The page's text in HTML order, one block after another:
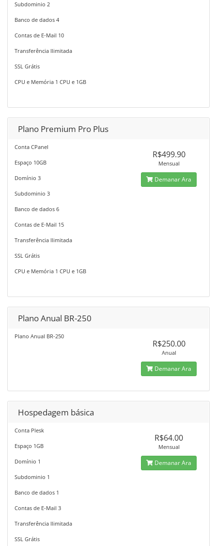
Subdominio 2
Banco de dados 4
Contas de E-Mail 10
Transferência Ilimitada
SSL Grátis
CPU e Memória 1 CPU e 1GB
Plano Premium Pro Plus
Conta CPanel
Espaço 10GB
Domínio 3
Subdominio 3
Banco de dados 6
Contas de E-Mail 15
Transferência Ilimitada
SSL Grátis
CPU e Memória 1 CPU e 1GB
R$499.90
Mensual
Demanar Ara
Plano Anual BR-250
Plano Anual BR-250
R$250.00
Anual
Demanar Ara
Hospedagem básica
Conta Plesk
Espaço 1GB
Domínio 1
Subdominio 1
Banco de dados 1
Contas de E-Mail 3
Transferência Ilimitada
SSL Grátis
R$64.00
Mensual
Demanar Ara